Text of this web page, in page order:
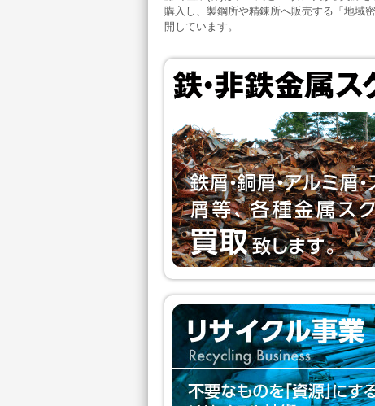
購入し、製鋼所や精錬所へ販売する「地域
開しています。